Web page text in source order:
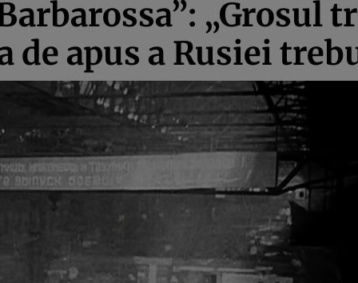
„Grosul
de apus a Rusiei